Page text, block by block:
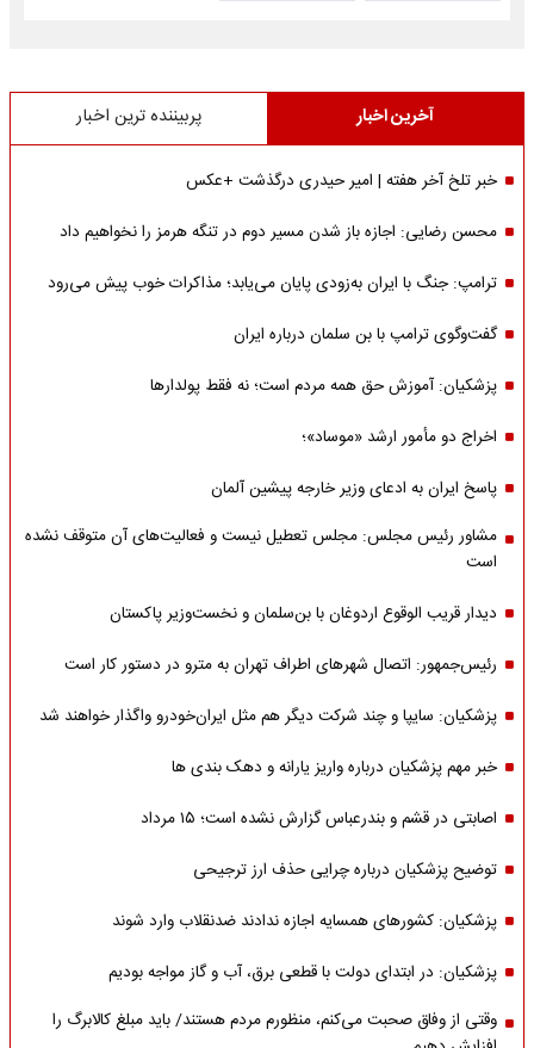
آخرین اخبار پربیننده ترین اخبار
خبر تلخ آخر هفته | امیر حیدری درگذشت +عکس
محسن رضایی: اجازه باز شدن مسیر دوم در تنگه هرمز را نخواهیم داد
ترامپ: جنگ با ایران به‌زودی پایان می‌یابد؛ مذاکرات خوب پیش می‌رود
گفت‌وگوی ترامپ با بن سلمان درباره ایران
پزشکیان: آموزش حق همه مردم است؛ نه فقط پولدارها
اخراج دو مأمور ارشد «موساد»؛
پاسخ ایران به ادعای وزیر خارجه پیشین آلمان
مشاور رئیس مجلس: مجلس تعطیل نیست و فعالیت‌های آن متوقف نشده
است
دیدار قریب الوقوع اردوغان با بن‌سلمان و نخست‌وزیر پاکستان
رئیس‌جمهور: اتصال شهرهای اطراف تهران به مترو در دستور کار است
پزشکیان: سایپا و چند شرکت دیگر هم مثل ایران‌خودرو واگذار خواهند شد
خبر مهم پزشکیان درباره واریز یارانه و دهک بندی ها
اصابتی در قشم و بندرعباس گزارش نشده است؛ ۱۵ مرداد
توضیح پزشکیان درباره چرایی حذف ارز ترجیحی
پزشکیان: کشورهای همسایه اجازه ندادند ضدنقلاب وارد شوند
پزشکیان: در ابتدای دولت با قطعی برق، آب و گاز مواجه بودیم
وقتی از وفاق صحبت می‌کنم، منظورم مردم هستند/ باید مبلغ کالابرگ را